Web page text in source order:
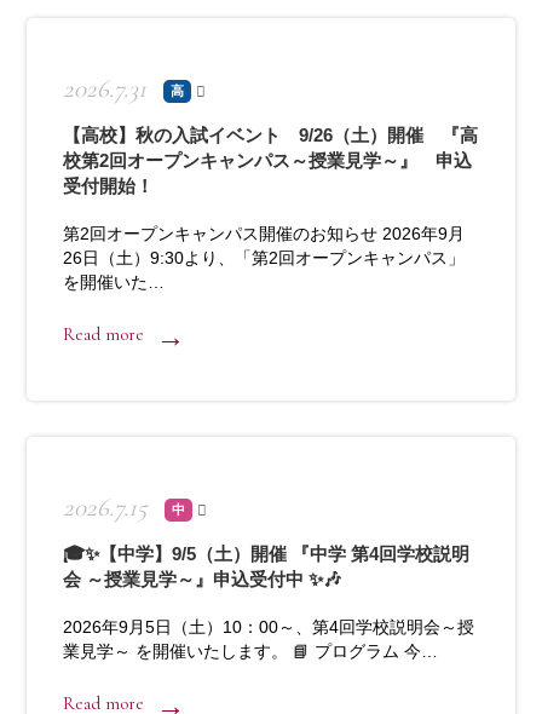
2026.7.31 高
【高校】秋の入試イベント 9/26（土）開催 『高
校第2回オープンキャンパス～授業見学～』 申込
受付開始！
第2回オープンキャンパス開催のお知らせ 2026年9月
26日（土）9:30より、「第2回オープンキャンパス」
を開催いた…
Read more
2026.7.15 中
🎓✨【中学】9/5（土）開催 『中学 第4回学校説明
会 ～授業見学～』申込受付中 ✨🎶
2026年9月5日（土）10：00～、第4回学校説明会～授
業見学～ を開催いたします。 📘 プログラム 今…
Read more